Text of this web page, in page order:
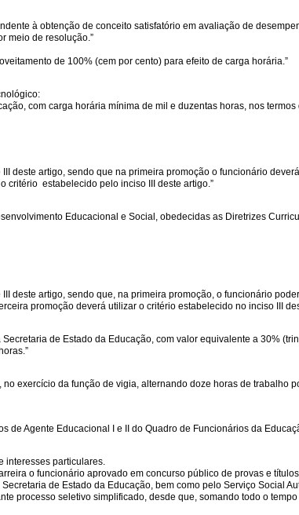
à obtenção de conceito satisfatório em avaliação de
meio de resolução.”
de 100% (cem por cento) para efeito de carga horária.”
com carga horária mínima de mil e duzentas horas, nos termos
deste artigo, sendo que na primeira promoção o funcionário
critério estabelecido pelo inciso III deste artigo.”
Educacional e Social, obedecidas as Diretrizes
deste artigo, sendo que, na primeira promoção, o funcionário
promoção deverá utilizar o critério estabelecido no inciso III
de Estado da Educação, com valor equivalente a 30%
exercício da função de vigia, alternando doze horas de trabalho
Agente Educacional I e II do Quadro de Funcionários da
interesses particulares.
o funcionário aprovado em concurso público de provas e
de Estado da Educação, bem como pelo Serviço Social
processo seletivo simplificado, desde que, somando todo o